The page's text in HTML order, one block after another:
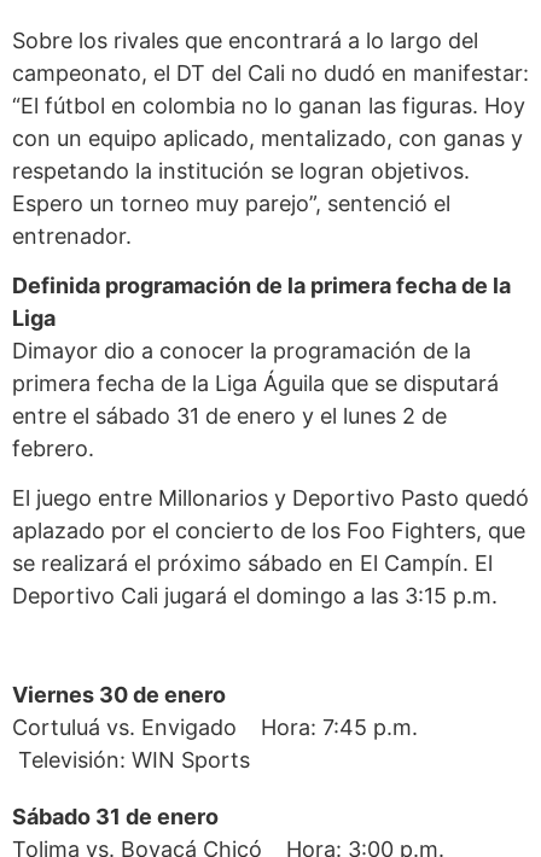
Sobre los rivales que encontrará a lo largo del
campeonato, el DT del Cali no dudó en manifestar:
“El fútbol en colombia no lo ganan las figuras. Hoy
con un equipo aplicado, mentalizado, con ganas y
respetando la institución se logran objetivos.
Espero un torneo muy parejo”, sentenció el
entrenador.
Definida programación de la primera fecha de la
Liga
Dimayor dio a conocer la programación de la
primera fecha de la Liga Águila que se disputará
entre el sábado 31 de enero y el lunes 2 de
febrero.
El juego entre Millonarios y Deportivo Pasto quedó
aplazado por el concierto de los Foo Fighters, que
se realizará el próximo sábado en El Campín. El
Deportivo Cali jugará el domingo a las 3:15 p.m.
Viernes 30 de enero
Cortuluá vs. Envigado Hora: 7:45 p.m.
Televisión: WIN Sports
Sábado 31 de enero
Tolima vs. Boyacá Chicó Hora: 3:00 p.m.